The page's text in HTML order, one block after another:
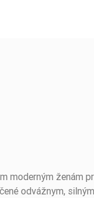
moderným ženám
odvážnym,